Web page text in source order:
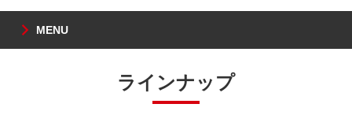
MENU
ラインナップ